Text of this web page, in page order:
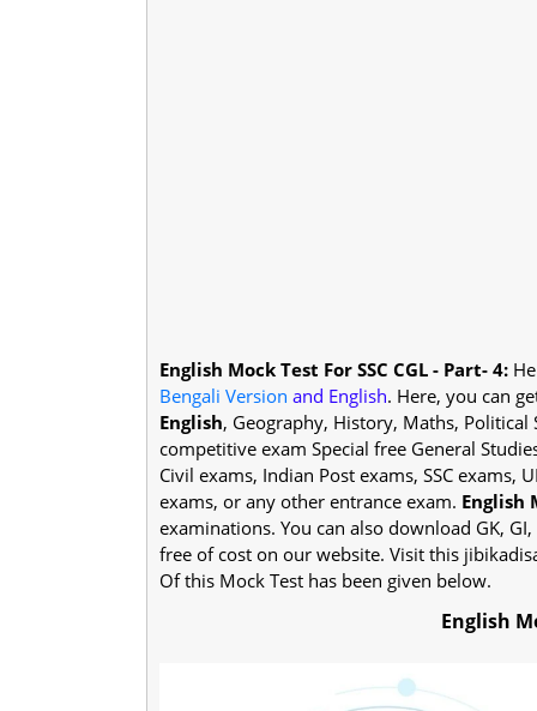
English Mock Test For SSC CGL - Part- 4:
Bengali Version and English. Here, you can
English, Geography, History, Maths, Political
competitive exam Special free General
Civil exams, Indian Post exams, SSC exams,
exams, or any other entrance exam. English
examinations. You can also download GK,
free of cost on our website. Visit this
Of this Mock Test has been given below.
English